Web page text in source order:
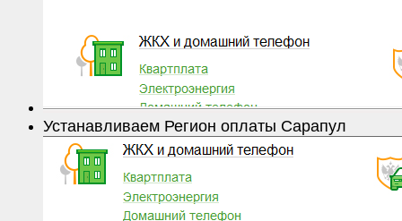
Устанавливаем Регион оплаты Сарапул